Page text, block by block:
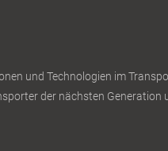
und Technologien im
der nächsten